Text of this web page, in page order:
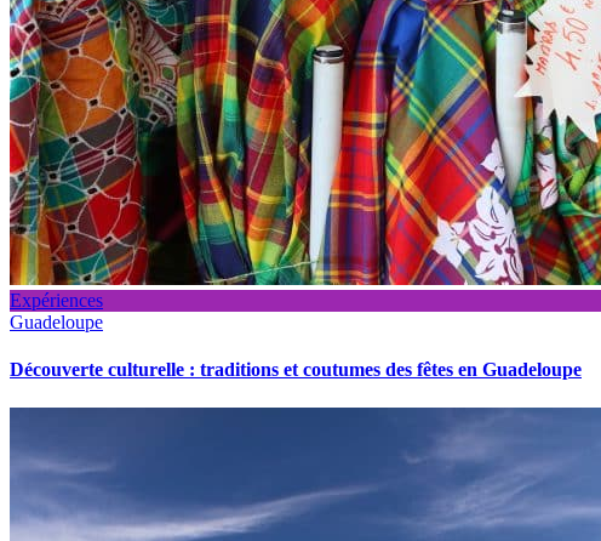
Expériences
Guadeloupe
Découverte culturelle : traditions et coutumes des fêtes en Guadeloupe